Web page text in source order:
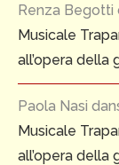
Renza Begotti
Musicale
all’opera della
Paola Nasi
Musicale
all’opera della